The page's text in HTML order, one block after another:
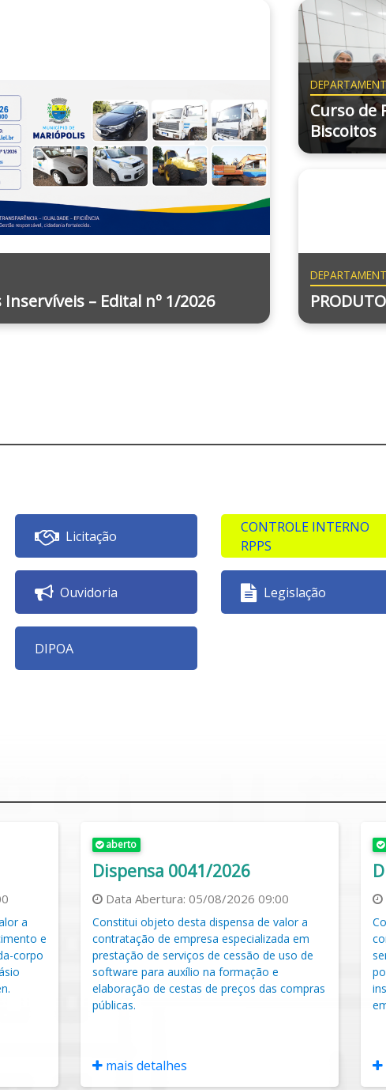
– Edital nº 1/2026
Curso de
Biscoitos
Licitação
CONTROLE INTERNO
RPPS
Ouvidoria Legislação
DIPOA
a
e
corpo
aberto
Dispensa 0041/2026
Data Abertura: 05/08/2026 09:00
Constitui objeto desta dispensa de valor a
contratação de empresa especializada em
prestação de serviços de cessão de uso de
software para auxílio na formação e
elaboração de cestas de preços das compras
públicas.
mais detalhes